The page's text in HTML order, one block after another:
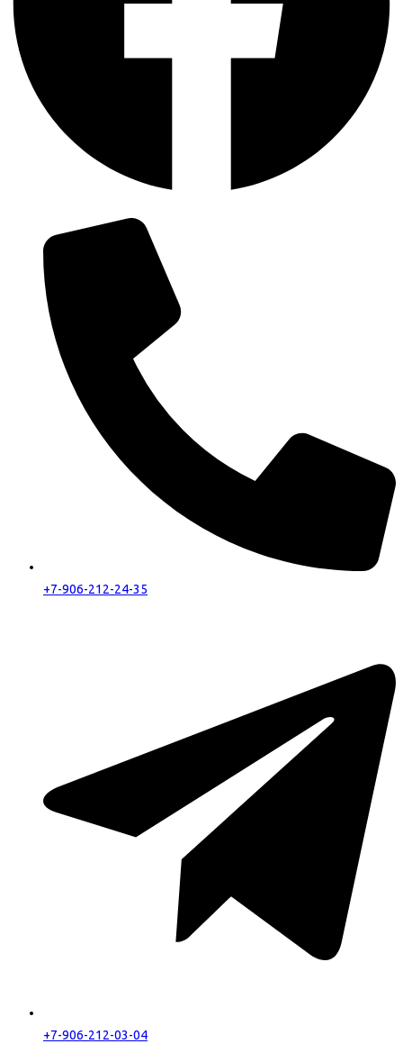
+7-906-212-24-35
+7-906-212-03-04